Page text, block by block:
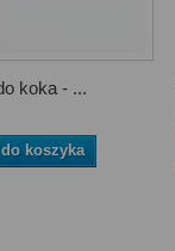
koka - ...
koszyka